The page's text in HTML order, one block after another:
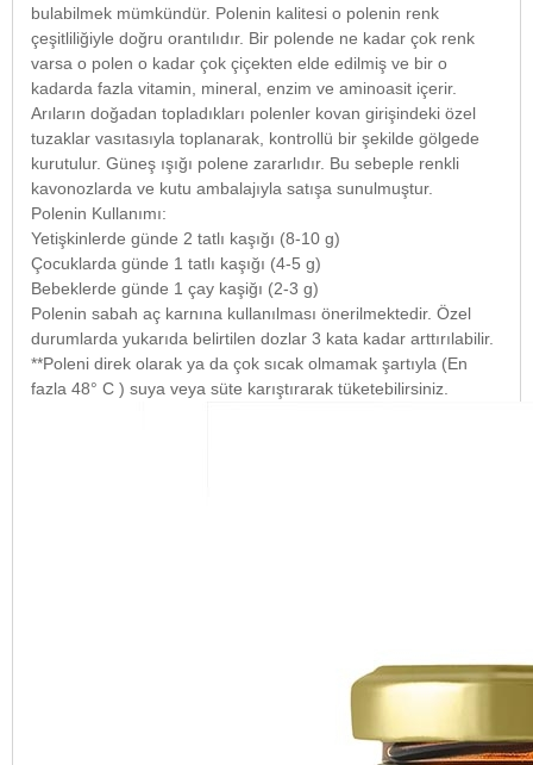
bulabilmek mümkündür. Polenin kalitesi o polenin renk
çeşitliliğiyle doğru orantılıdır. Bir polende ne kadar çok renk
varsa o polen o kadar çok çiçekten elde edilmiş ve bir o
kadarda fazla vitamin, mineral, enzim ve aminoasit içerir.
Arıların doğadan topladıkları polenler kovan girişindeki özel
tuzaklar vasıtasıyla toplanarak, kontrollü bir şekilde gölgede
kurutulur. Güneş ışığı polene zararlıdır. Bu sebeple renkli
kavonozlarda ve kutu ambalajıyla satışa sunulmuştur.
Polenin Kullanımı:
Yetişkinlerde günde 2 tatlı kaşığı (8-10 g)
Çocuklarda günde 1 tatlı kaşığı (4-5 g)
Bebeklerde günde 1 çay kaşiğı (2-3 g)
Polenin sabah aç karnına kullanılması önerilmektedir. Özel
durumlarda yukarıda belirtilen dozlar 3 kata kadar arttırılabilir.
**Poleni direk olarak ya da çok sıcak olmamak şartıyla (En
fazla 48° C ) suya veya süte karıştırarak tüketebilirsiniz.